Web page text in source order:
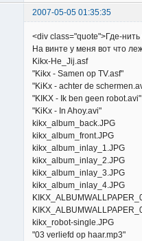
2007-05-05 01:35:35
<div class="quote">Где-
На винте у меня вот что
Kikx-He_Jij.asf
"Kikx - Samen op TV.asf"
"KiKx - achter de
"KIKX - Ik ben geen robot.avi"
"KiKx - In Ahoy.avi"
kikx_album_back.JPG
kikx_album_front.JPG
kikx_album_inlay_1.JPG
kikx_album_inlay_2.JPG
kikx_album_inlay_3.JPG
kikx_album_inlay_4.JPG
kikx_robot-single.JPG
"03 verliefd op haar.mp3"